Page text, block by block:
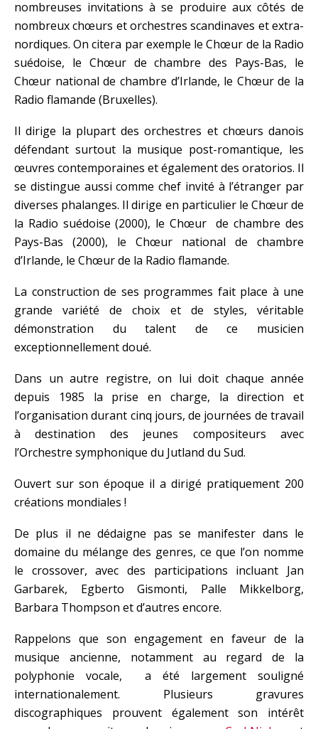
nombreuses invitations à se produire aux côtés de
nombreux chœurs et orchestres scandinaves et extra-
nordiques. On citera par exemple le Chœur de la Radio
suédoise, le Chœur de chambre des Pays-Bas, le
Chœur national de chambre d’Irlande, le Chœur de la
Radio flamande (Bruxelles).
Il dirige la plupart des orchestres et chœurs danois
défendant surtout la musique post-romantique, les
œuvres contemporaines et également des oratorios. Il
se distingue aussi comme chef invité à l’étranger par
diverses phalanges. Il dirige en particulier le Chœur de
la Radio suédoise (2000), le Chœur de chambre des
Pays-Bas (2000), le Chœur national de chambre
d’Irlande, le Chœur de la Radio flamande.
La construction de ses programmes fait place à une
grande variété de choix et de styles, véritable
démonstration du talent de ce musicien
exceptionnellement doué.
Dans un autre registre, on lui doit chaque année
depuis 1985 la prise en charge, la direction et
l’organisation durant cinq jours, de journées de travail
à destination des jeunes compositeurs avec
l’Orchestre symphonique du Jutland du Sud.
Ouvert sur son époque il a dirigé pratiquement 200
créations mondiales !
De plus il ne dédaigne pas se manifester dans le
domaine du mélange des genres, ce que l’on nomme
le crossover, avec des participations incluant Jan
Garbarek, Egberto Gismonti, Palle Mikkelborg,
Barbara Thompson et d’autres encore.
Rappelons que son engagement en faveur de la
musique ancienne, notamment au regard de la
polyphonie vocale, a été largement souligné
internationalement. Plusieurs gravures
discographiques prouvent également son intérêt